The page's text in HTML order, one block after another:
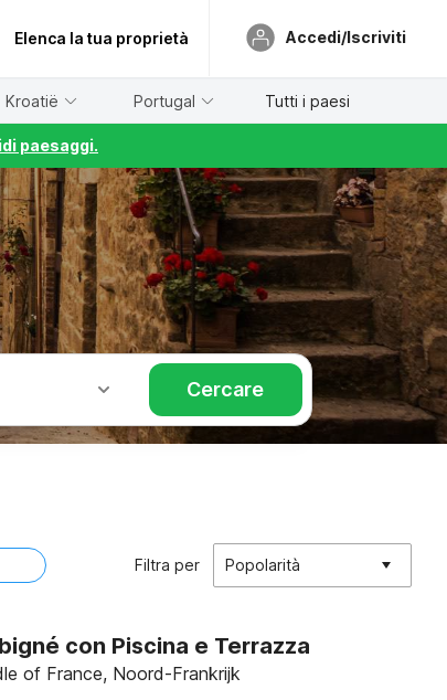
Elenca la tua proprietà Accedi/Iscriviti
Kroatië Portugal Tutti i paesi
paesaggi.
Cercare
Filtra per Popolarità
con Piscina e Terrazza
of France, Noord-Frankrijk